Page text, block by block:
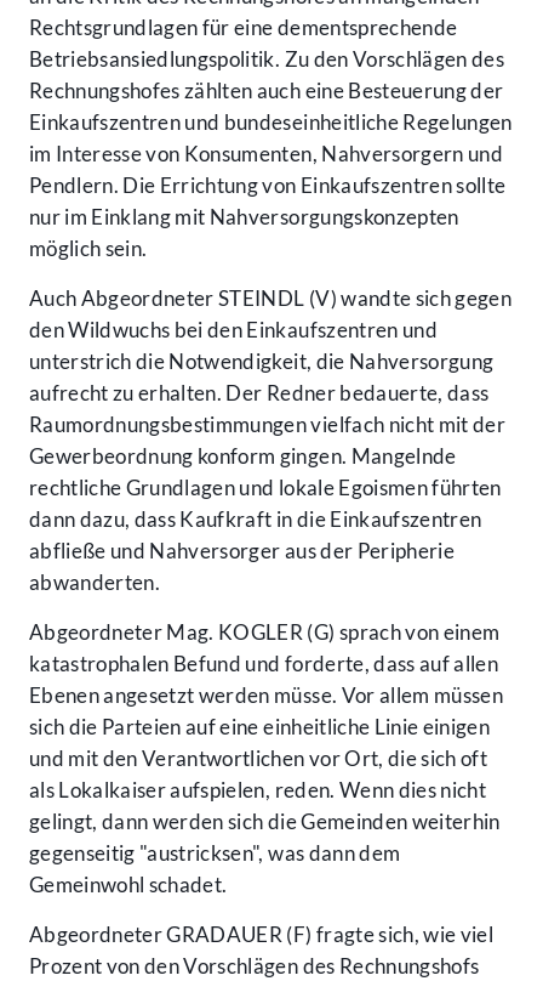
Rechtsgrundlagen für eine dementsprechende
Betriebsansiedlungspolitik. Zu den Vorschlägen des
Rechnungshofes zählten auch eine Besteuerung der
Einkaufszentren und bundeseinheitliche Regelungen
im Interesse von Konsumenten, Nahversorgern und
Pendlern. Die Errichtung von Einkaufszentren sollte
nur im Einklang mit Nahversorgungskonzepten
möglich sein.
Auch Abgeordneter STEINDL (V) wandte sich gegen
den Wildwuchs bei den Einkaufszentren und
unterstrich die Notwendigkeit, die Nahversorgung
aufrecht zu erhalten. Der Redner bedauerte, dass
Raumordnungsbestimmungen vielfach nicht mit der
Gewerbeordnung konform gingen. Mangelnde
rechtliche Grundlagen und lokale Egoismen führten
dann dazu, dass Kaufkraft in die Einkaufszentren
abfließe und Nahversorger aus der Peripherie
abwanderten.
Abgeordneter Mag. KOGLER (G) sprach von einem
katastrophalen Befund und forderte, dass auf allen
Ebenen angesetzt werden müsse. Vor allem müssen
sich die Parteien auf eine einheitliche Linie einigen
und mit den Verantwortlichen vor Ort, die sich oft
als Lokalkaiser aufspielen, reden. Wenn dies nicht
gelingt, dann werden sich die Gemeinden weiterhin
gegenseitig "austricksen", was dann dem
Gemeinwohl schadet.
Abgeordneter GRADAUER (F) fragte sich, wie viel
Prozent von den Vorschlägen des Rechnungshofs